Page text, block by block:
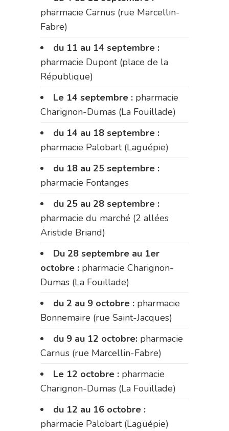
pharmacie Carnus (rue Marcellin-
Fabre)
du 11 au 14 septembre :
pharmacie Dupont (place de la
République)
Le 14 septembre : pharmacie
Charignon-Dumas (La Fouillade)
du 14 au 18 septembre :
pharmacie Palobart (Laguépie)
du 18 au 25 septembre :
pharmacie Fontanges
du 25 au 28 septembre :
pharmacie du marché (2 allées
Aristide Briand)
Du 28 septembre au 1er
octobre : pharmacie Charignon-
Dumas (La Fouillade)
du 2 au 9 octobre : pharmacie
Bonnemaire (rue Saint-Jacques)
du 9 au 12 octobre: pharmacie
Carnus (rue Marcellin-Fabre)
Le 12 octobre : pharmacie
Charignon-Dumas (La Fouillade)
du 12 au 16 octobre :
pharmacie Palobart (Laguépie)